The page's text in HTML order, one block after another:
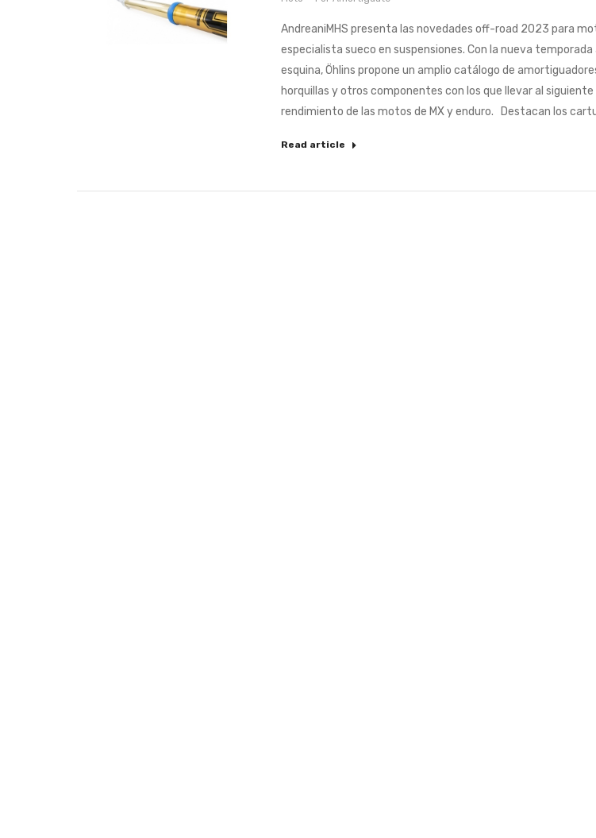
AndreaniMHS presenta las novedades off-road 2023 para
especialista sueco en suspensiones. Con la nueva temporada
esquina, Öhlins propone un amplio catálogo de
horquillas y otros componentes con los que llevar al siguiente
rendimiento de las motos de MX y enduro. Destacan los
Read article